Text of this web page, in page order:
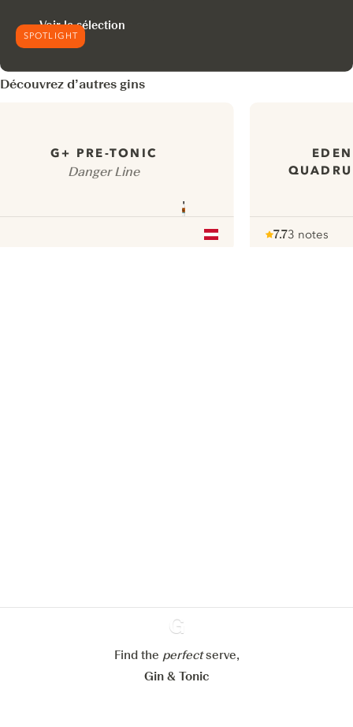
SPOTLIGHT
Voir la sélection
Découvrez d’autres gins
G+ PRE-TONIC
Danger Line
7.73 notes
Ginventory
Find the perfectserve,
Gin & Tonic